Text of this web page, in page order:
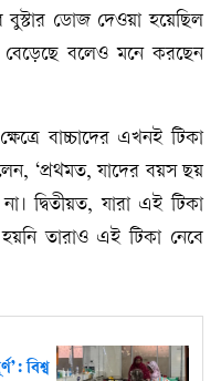
ডোজ দেওয়া হয়েছিল
বেড়েছে বলেও মনে করছেন
বাচ্চাদের এখনই টিকা
‘প্রথমত, যাদের বয়স ছয়
দ্বিতীয়ত, যারা এই টিকা
তারাও এই টিকা নেবে
বিশ্ব